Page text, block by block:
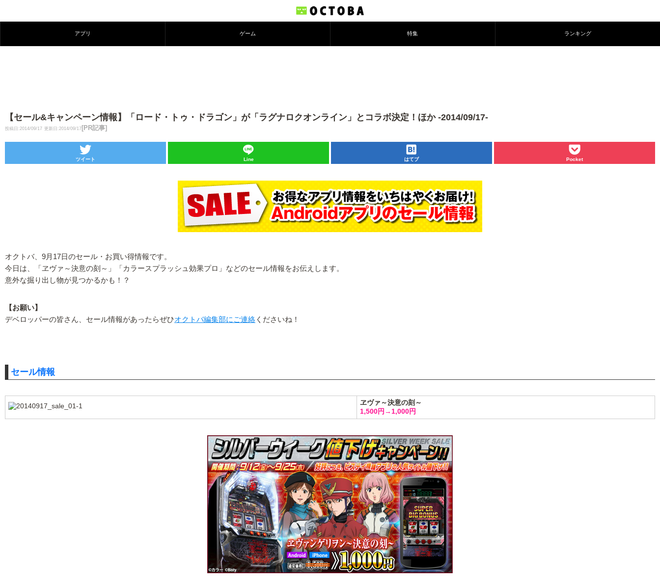
アプリ ゲーム 特集 ランキング
【セール&キャンペーン情報】「ロード・トゥ・ドラゴン」が「ラグナロクオンライン」とコラボ決定！ほか -2014/09/17-
投稿日:2014/09/17 更新日:2014/09/17 [PR記事]
ツイート Line はてブ Pocket
オクトバ、9月17日のセール・お買い得情報です。
今日は、「ヱヴァ～決意の刻～」「カラースプラッシュ効果プロ」などのセール情報をお伝えします。
意外な掘り出し物が見つかるかも！？
【お願い】
デベロッパーの皆さん、セール情報があったらぜひオクトバ編集部にご連絡 くださいね！
セール情報
ヱヴァ～決意の刻～
1,500円→1,000円